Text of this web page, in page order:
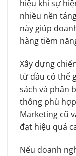
hiệu khi sự
nhiều nền
này giúp
hàng tiềm
Xây dựng
từ đầu có thể
sách và phân
thông phù
Marketing cũ
đạt hiệu quả
Nếu doanh